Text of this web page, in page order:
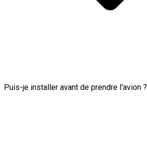
Puis-je installer avant de prendre l'avion ?